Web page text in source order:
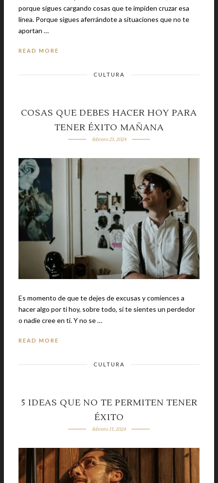
porque sigues cargando cosas que te impiden cruzar esa
línea. Porque sigues aferrándote a situaciones que no te
aportan …
READ MORE
CULTURA
COSAS QUE DEBES HACER HOY PARA
TENER ÉXITO MAÑANA
febrero 23, 2024
Es momento de que te dejes de excusas y comiences a
hacer algo por ti hoy, sobre todo, si te sientes un perdedor
o nadie cree en ti. Y no se …
READ MORE
CULTURA
5 IDEAS QUE NO TE PERMITEN TENER
ÉXITO
febrero 13, 2024